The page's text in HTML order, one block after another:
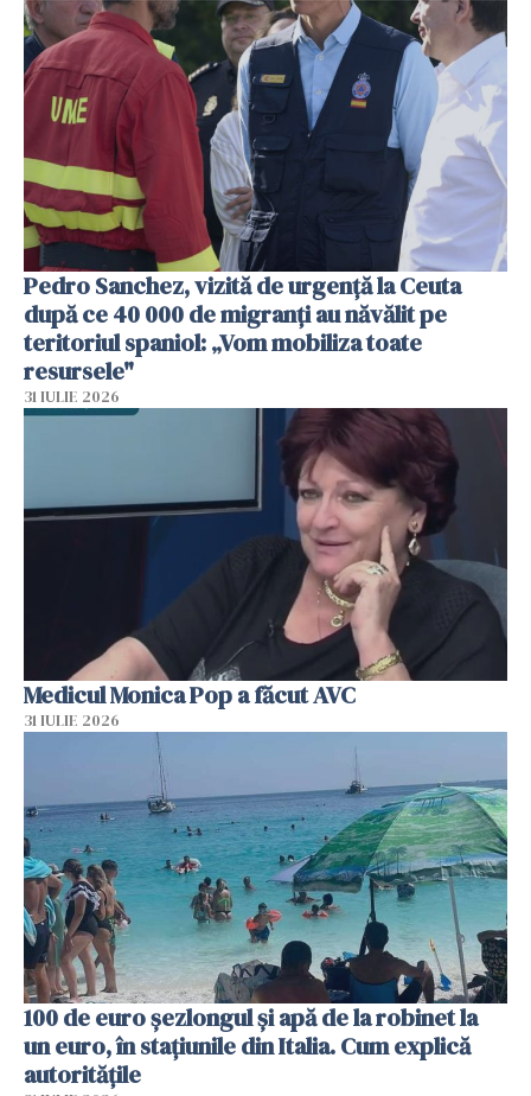
Pedro Sanchez, vizită de urgență la Ceuta
după ce 40 000 de migranți au năvălit pe
teritoriul spaniol: „Vom mobiliza toate
resursele"
31 IULIE 2026
Medicul Monica Pop a făcut AVC
31 IULIE 2026
100 de euro șezlongul și apă de la robinet la
un euro, în stațiunile din Italia. Cum explică
autoritățile